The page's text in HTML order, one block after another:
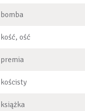
bomba
kość, ość
premia
kościsty
książka